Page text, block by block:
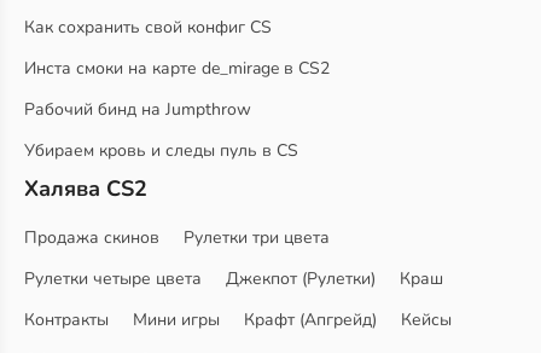
Как сохранить свой конфиг CS
Инста смоки на карте de_mirage в CS2
Рабочий бинд на Jumpthrow
Убираем кровь и следы пуль в CS
Халява CS2
Продажа скинов
Рулетки три цвета
Рулетки четыре цвета
Джекпот (Рулетки)
Краш
Контракты
Мини игры Крафт (Апгрейд)
Кейсы